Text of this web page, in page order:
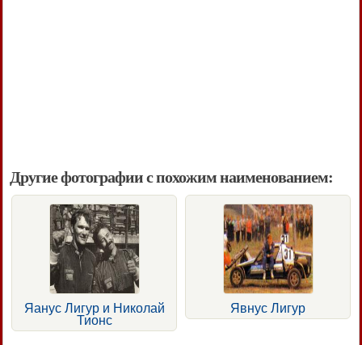
Другие фотографии с похожим наименованием:
Яанус Лигур и Николай
Тионс
Явнус Лигур